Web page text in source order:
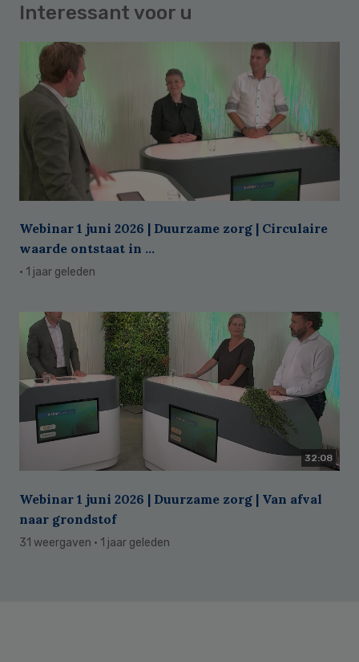
Interessant voor u
Webinar 1 juni 2026 | Duurzame zorg | Circulaire
waarde ontstaat in ...
· 1 jaar geleden
32:08
Webinar 1 juni 2026 | Duurzame zorg | Van afval
naar grondstof
31 weergaven · 1 jaar geleden